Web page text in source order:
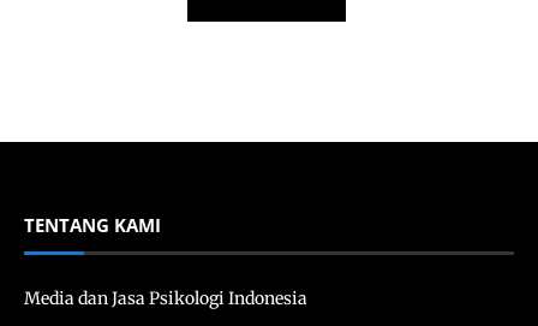
TENTANG KAMI
Media dan Jasa Psikologi Indonesia